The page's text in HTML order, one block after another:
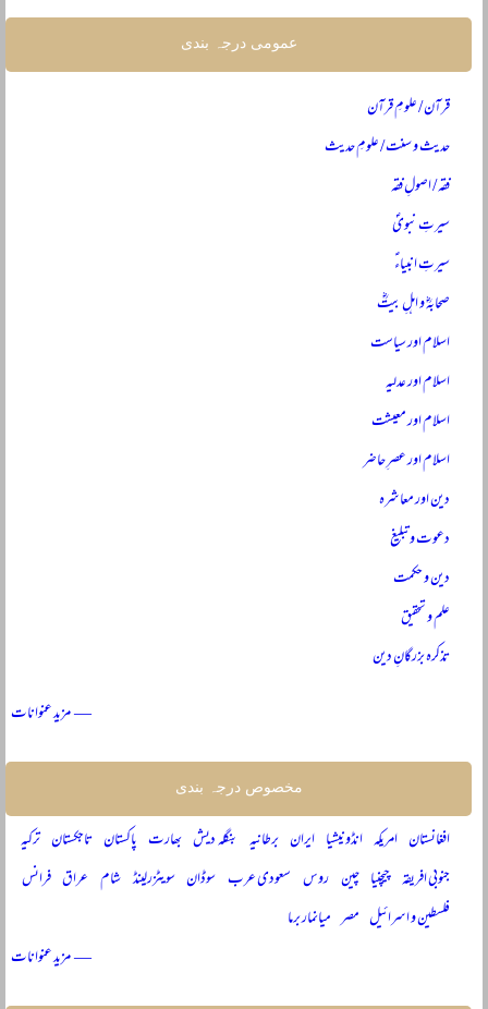
عمومی درجہ بندی
قرآن / علومِ قرآن
حدیث و سنت / علومِ حدیث
فقہ / اصولِ فقہ
سیرتِ نبویؐ
سیرتِ انبیاءؑ
صحابہؓ و اہلِ بیتؓ
اسلام اور سیاست
اسلام اور عدلیہ
اسلام اور معیشت
اسلام اور عصرِ حاضر
دین اور معاشرہ
دعوت و تبلیغ
دین و حکمت
علم و تحقیق
تذکرہ بزرگانِ دین
— مزید عنوانات
مخصوص درجہ بندی
افغانستان امریکہ انڈونیشیا ایران برطانیہ بنگلہ دیش بھارت پاکستان تاجکستان ترکیہ
جنوبی افریقہ چیچنیا چین روس سعودی عرب سوڈان سویٹزرلینڈ شام عراق فرانس
فلسطین و اسرائیل مصر میانمار برما
— مزید عنوانات